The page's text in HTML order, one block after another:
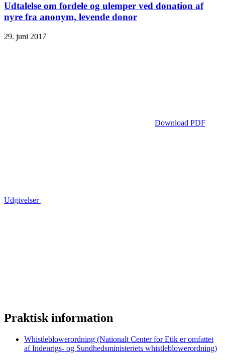
Udtalelse om fordele og ulemper ved donation af
nyre fra anonym, levende donor
29. juni 2017
Download PDF
Udgivelser
Praktisk information
Whistleblowerordning (Nationalt Center for Etik er omfattet
af Indenrigs- og Sundhedsministeriets whistleblowerordning)